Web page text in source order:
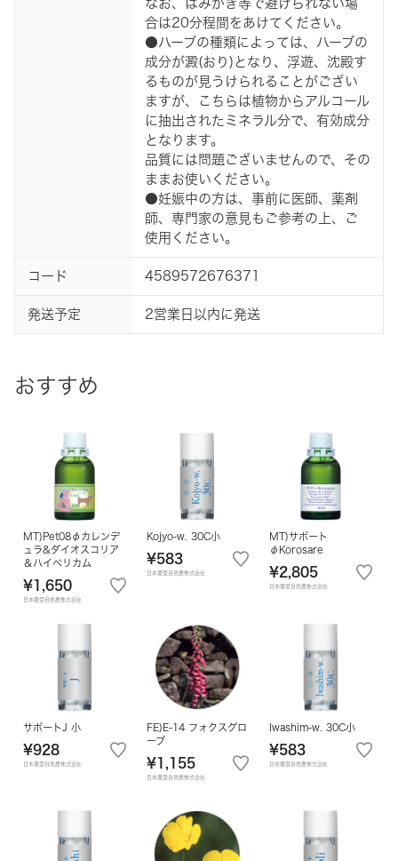
おすすめ
MT)Pet08φカレンデ
ュラ&ダイオスコリア
＆ハイペリカム
¥1,650
日本豊受自然農株式会社
Kojyo-w. 30C小
¥583
日本豊受自然農株式会社
MT)サポート
φKorosare
¥2,805
日本豊受自然農株式会社
サポートJ 小
¥928
日本豊受自然農株式会社
FE)E-14 フォクスグロ
ーブ
¥1,155
日本豊受自然農株式会社
Iwashim-w. 30C小
¥583
日本豊受自然農株式会社
なお、はみがき等で避けられない場
合は20分程間をあけてください。
●ハーブの種類によっては、ハーブの
成分が澱(おり)となり、浮遊、沈殿す
るものが見うけられることがござい
ますが、こちらは植物からアルコール
に抽出されたミネラル分で、有効成分
となります。
品質には問題ございませんので、その
ままお使いください。
●妊娠中の方は、事前に医師、薬剤
師、専門家の意見もご参考の上、ご
使用ください。
コード 4589572676371
発送予定 2営業日以内に発送